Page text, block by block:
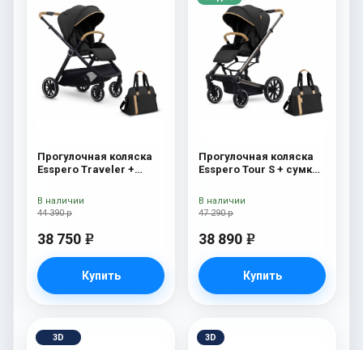
Прогулочная коляска
Esspero Traveler +
44 390 р
38 750 e
Купить
В наличии
Прогулочная коляска
Esspero Tour S + сумка
47 290 р
38 890 e
Купить
В наличии
3D 3D